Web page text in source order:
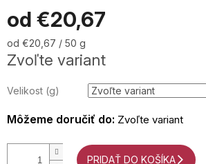
od €20,67
Jednotková
cena:
od €20,67 / 50 g
Zvoľte variant
Velikost (g)
Môžeme doručiť do: Zvoľte variant
PRIDAŤ DO KOŠÍKA